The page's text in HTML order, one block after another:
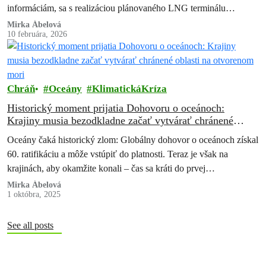
informáciám, sa s realizáciou plánovaného LNG terminálu
nepočíta. Greenpeace Slovensko, ktorý proti projektu…
Mirka Ábelová
10 februára, 2026
Chráň Oceány KlimatickáKríza
Historický moment prijatia Dohovoru o oceánoch:
Krajiny musia bezodkladne začať vytvárať chránené
oblasti na otvorenom mori
Oceány čaká historický zlom: Globálny dohovor o oceánoch získal
60. ratifikáciu a môže vstúpiť do platnosti. Teraz je však na
krajinách, aby okamžite konali – čas sa kráti do prvej…
Mirka Ábelová
1 októbra, 2025
See all posts